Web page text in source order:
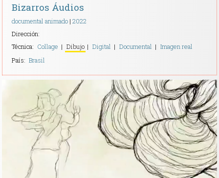
Bizarros Áudios
documental animado 2022
Dirección:
Técnica: Collage Dibujo Digital Documental
Imagen real
País: Brasil